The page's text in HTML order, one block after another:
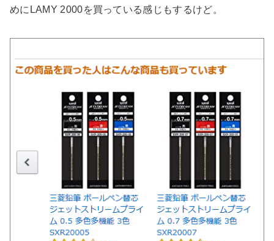
めにLAMY 2000を買っている感じもするけど。